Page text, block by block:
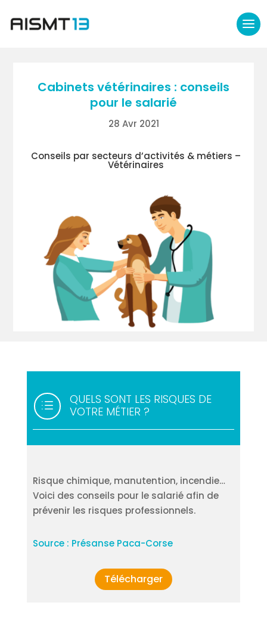
Cabinets vétérinaires : conseils
pour le salarié
28 Avr 2021
Conseils par secteurs d’activités & métiers –
Vétérinaires
d
QUELS SONT LES RISQUES DE
VOTRE MÉTIER ?
Risque chimique, manutention, incendie…
Voici des conseils pour le salarié afin de
prévenir les risques professionnels.
Source : Présanse Paca-Corse
Télécharger